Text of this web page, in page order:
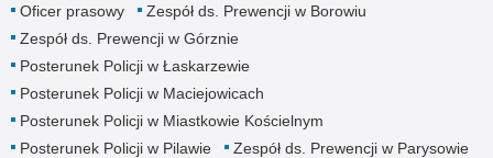
Oficer prasowy
Zespół ds. Prewencji w Borowiu
Zespół ds. Prewencji w Górznie
Posterunek Policji w Łaskarzewie
Posterunek Policji w Maciejowicach
Posterunek Policji w Miastkowie Kościelnym
Posterunek Policji w Pilawie
Zespół ds. Prewencji w Parysowie